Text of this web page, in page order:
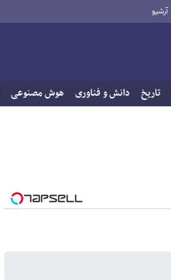
آرشیو
تاریخ دانش و فناوری هوش مصنوعی